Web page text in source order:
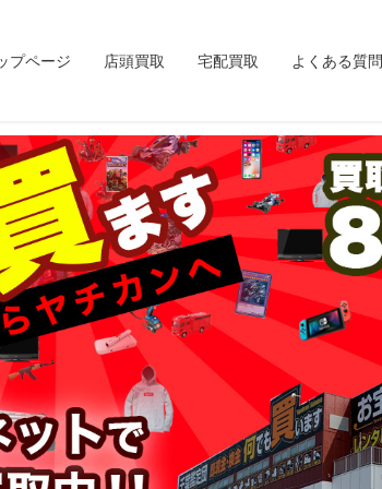
プページ 店頭買取 宅配買取 よくある質問